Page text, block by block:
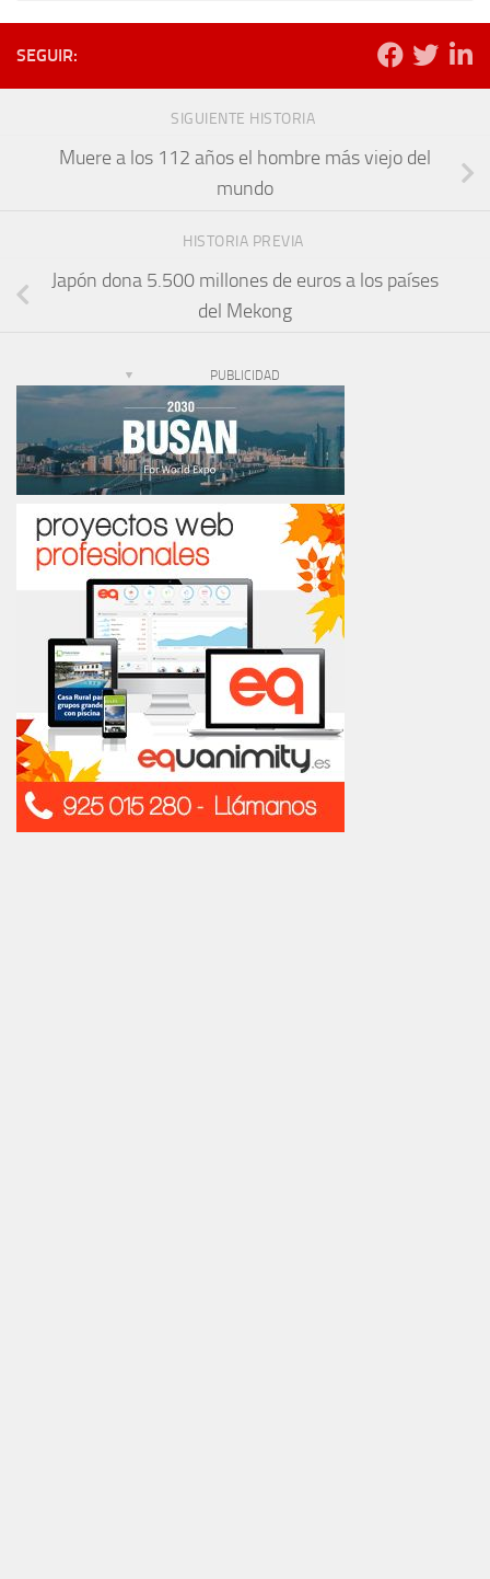
SEGUIR:
SIGUIENTE HISTORIA
Muere a los 112 años el hombre más viejo del
mundo
HISTORIA PREVIA
Japón dona 5.500 millones de euros a los países
del Mekong
PUBLICIDAD